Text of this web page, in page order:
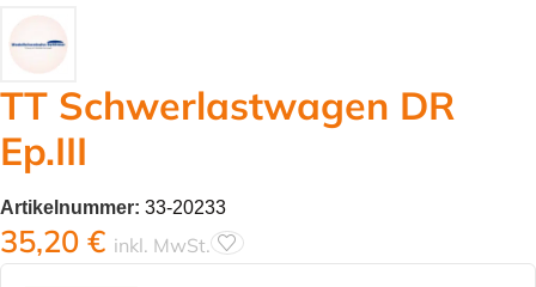
TT Schwerlastwagen DR
Ep.III
Artikelnummer: 33-20233
35,20 € inkl. MwSt.